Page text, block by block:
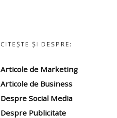
CITEȘTE ȘI DESPRE:
Articole de Marketing
Articole de Business
Despre Social Media
Despre Publicitate